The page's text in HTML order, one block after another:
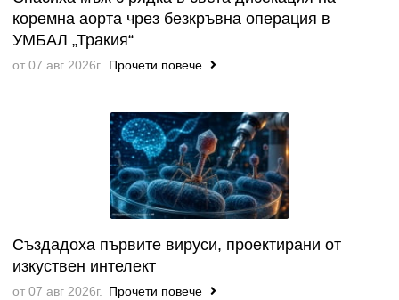
коремна аорта чрез безкръвна операция в
УМБАЛ „Тракия“
от 07 авг 2026г. Прочети повече
Създадоха първите вируси, проектирани от
изкуствен интелект
от 07 авг 2026г. Прочети повече